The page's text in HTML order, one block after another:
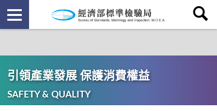
引領產業發展 保護消費權益
SAFETY & QUALITY